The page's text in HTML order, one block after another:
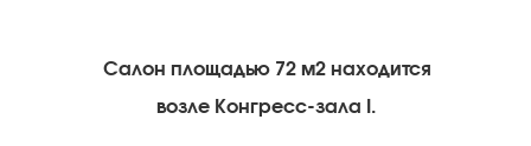
Салон площадью 72 м2 находится
возле Конгресс-зала I.